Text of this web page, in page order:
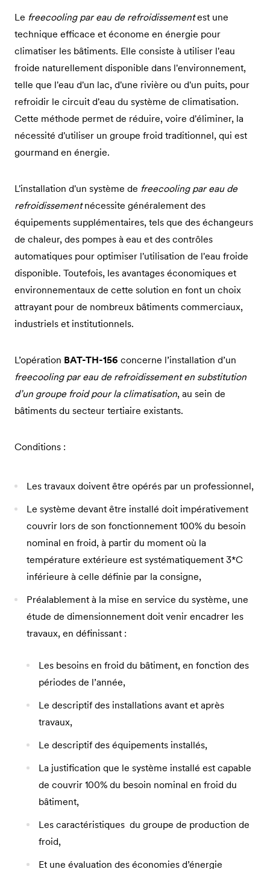
Le freecooling par eau de refroidissementest une
technique efficace et économe en énergie pour
climatiser les bâtiments. Elle consiste à utiliser l'eau
froide naturellement disponible dans l'environnement,
telle que l'eau d'un lac, d'une rivière ou d'un puits, pour
refroidir le circuit d'eau du système de climatisation.
Cette méthode permet de réduire, voire d'éliminer, la
nécessité d'utiliser un groupe froid traditionnel, qui est
gourmand en énergie.
L'installation d'un système de freecooling par eau de
refroidissementnécessite généralement des
équipements supplémentaires, tels que des échangeurs
de chaleur, des pompes à eau et des contrôles
automatiques pour optimiser l'utilisation de l'eau froide
disponible. Toutefois, les avantages économiques et
environnementaux de cette solution en font un choix
attrayant pour de nombreux bâtiments commerciaux,
industriels et institutionnels.
L’opération BAT-TH-156 concerne l’installation d’un
freecooling par eau de refroidissement en substitution
d’un groupe froid pour la climatisation, au sein de
bâtiments du secteur tertiaire existants.
Conditions :
Les travaux doivent être opérés par un professionnel,
Le système devant être installé doit impérativement
couvrir lors de son fonctionnement 100% du besoin
nominal en froid, à partir du moment où la
température extérieure est systématiquement 3*C
inférieure à celle définie par la consigne,
Préalablement à la mise en service du système, une
étude de dimensionnement doit venir encadrer les
travaux, en définissant :
Les besoins en froid du bâtiment, en fonction des
périodes de l’année,
Le descriptif des installations avant et après
travaux,
Le descriptif des équipements installés,
La justification que le système installé est capable
de couvrir 100% du besoin nominal en froid du
bâtiment,
Les caractéristiques du groupe de production de
froid,
Et une évaluation des économies d’énergie